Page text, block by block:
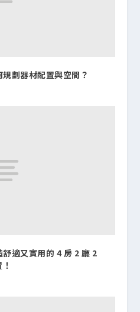
劃器材配置與空間？
適又實用的 4 房 2 廳 2